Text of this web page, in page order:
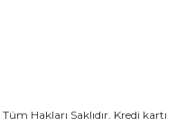
Tüm Hakları Saklıdır. Kredi kartı